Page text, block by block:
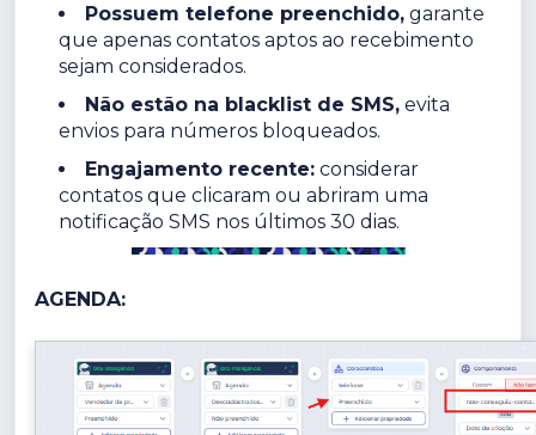
Possuem telefone preenchido, garante
que apenas contatos aptos ao recebimento
sejam considerados.
Não estão na blacklist de SMS, evita
envios para números bloqueados.
Engajamento recente: considerar
contatos que clicaram ou abriram uma
notificação SMS nos últimos 30 dias.
AGENDA: